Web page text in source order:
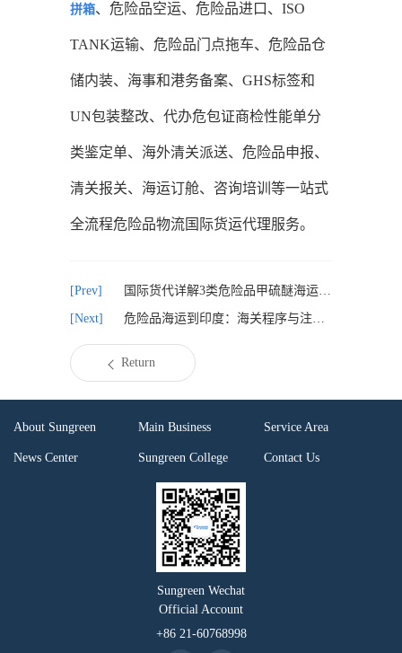
拼箱、危险品空运、危险品进口、ISO
TANK运输、危险品门点拖车、危险品仓
储内装、海事和港务备案、GHS标签和
UN包装整改、代办危包证商检性能单分
类鉴定单、海外清关派送、危险品申报、
清关报关、海运订舱、咨询培训等一站式
全流程危险品物流国际货运代理服务。
国际货代详解3类危险品甲硫醚海运订舱流程全攻略
危险品海运到印度：海关程序与注意事项详解
Return
About Sungreen Main Business Service Area
News Center Sungreen College Contact Us
Sungreen Wechat
Official Account
+86 21-60768998